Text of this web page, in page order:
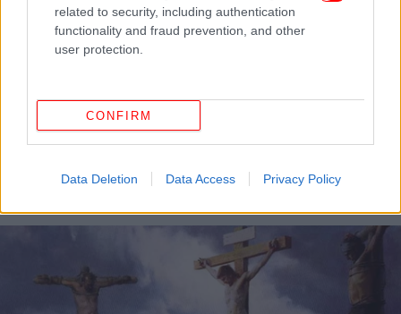
related to security, including authentication
functionality and fraud prevention, and other
user protection.
CONFIRM
Data Deletion Data Access Privacy Policy
ΤΕΧΝΟΛΟΓΙΑ 22/06/2012 14:39
Νέες ενδείξεις απο μετεωρίτες, αποδεικνύουν
τη θεωρία οτι υπήρχε νερό στον Άρη